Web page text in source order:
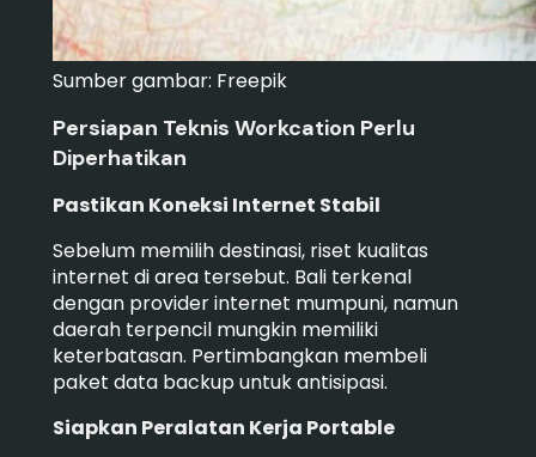
Sumber gambar: Freepik
Persiapan Teknis Workcation Perlu
Diperhatikan
Pastikan Koneksi Internet Stabil
Sebelum memilih destinasi, riset kualitas
internet di area tersebut. Bali terkenal
dengan provider internet mumpuni, namun
daerah terpencil mungkin memiliki
keterbatasan. Pertimbangkan membeli
paket data backup untuk antisipasi.
Siapkan Peralatan Kerja Portable